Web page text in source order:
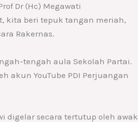
Dr (Hc) Megawati
kita beri tepuk tangan meriah,
Rakernas.
tengah aula Sekolah Partai.
akun YouTube PDI Perjuangan
digelar secara tertutup oleh awak